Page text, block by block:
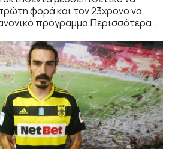
φορά και τον 23χρονο να
πρόγραμμα.Περισσότερα...